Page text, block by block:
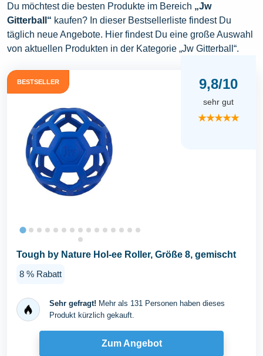
Du möchtest die besten Produkte im Bereich „Jw
Gitterball“ kaufen? In dieser Bestsellerliste findest Du
täglich neue Angebote. Hier findest Du eine große Auswahl
von aktuellen Produkten in der Kategorie „Jw Gitterball“.
BESTSELLER 9,8/10
sehr gut
★★★★★
Tough by Nature Hol-ee Roller, Größe 8, gemischt
8 % Rabatt
Sehr gefragt! Mehr als 131 Personen haben dieses
Produkt kürzlich gekauft.
Zum Angebot